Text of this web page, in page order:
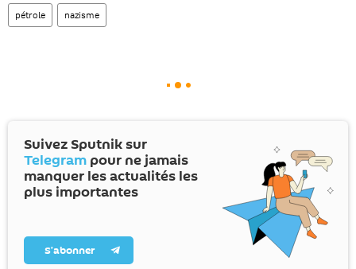
pétrole nazisme
Suivez Sputnik sur
Telegram pour ne jamais
manquer les actualités les
plus importantes
S’abonner